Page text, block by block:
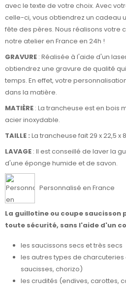
avec le texte de votre choix. Avec
celle-ci, vous obtiendrez un cadeau
fête des pères. Nous réalisons votre
notre atelier en France en 24h !
GRAVURE : Réalisée à l'aide d'un
obtiendrez une gravure de qualité
temps. En effet, votre
dans la matière.
MATIÈRE : La trancheuse est en bois
acier inoxydable.
TAILLE : La trancheuse fait 29 x 22,5 x
LAVAGE : Il est conseillé de laver la
d'une éponge humide et de savon.
Personnalisé en France
La guillotine ou coupe saucisson
toute sécurité, sans l'aide d'un
les saucissons secs et très secs
les autres types de
saucisses, chorizo)
les crudités (endives, carottes,